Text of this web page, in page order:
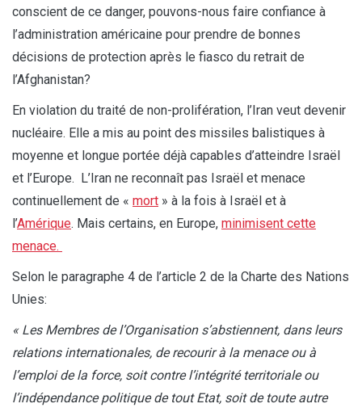
conscient de ce danger, pouvons-nous faire confiance à
l’administration américaine pour prendre de bonnes
décisions de protection après le fiasco du retrait de
l’Afghanistan?
En violation du traité de non-prolifération, l’Iran veut devenir
nucléaire. Elle a mis au point des missiles balistiques à
moyenne et longue portée déjà capables d’atteindre Israël
et l’Europe. L’Iran ne reconnaît pas Israël et menace
continuellement de « mort » à la fois à Israël et à
l’Amérique. Mais certains, en Europe, minimisent cette
menace.
Selon le paragraphe 4 de l’article 2 de la Charte des Nations
Unies:
« Les Membres de l’Organisation s’abstiennent, dans leurs
relations internationales, de recourir à la menace ou à
l’emploi de la force, soit contre l’intégrité territoriale ou
l’indépendance politique de tout Etat, soit de toute autre